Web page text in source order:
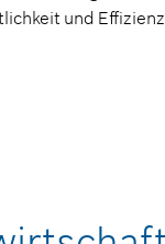
und